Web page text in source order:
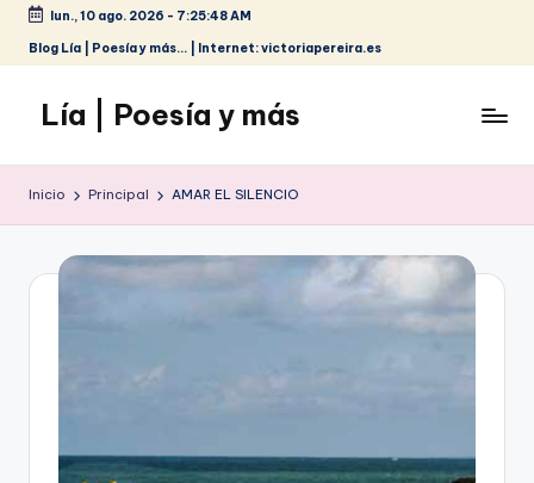
Saltar
contenido
lun., 10 ago. 2026 - 7:25:48 AM
Blog Lía | Poesía y más... | Internet: victoriapereira.es
Lía | Poesía y más
Inicio Principal AMAR EL SILENCIO